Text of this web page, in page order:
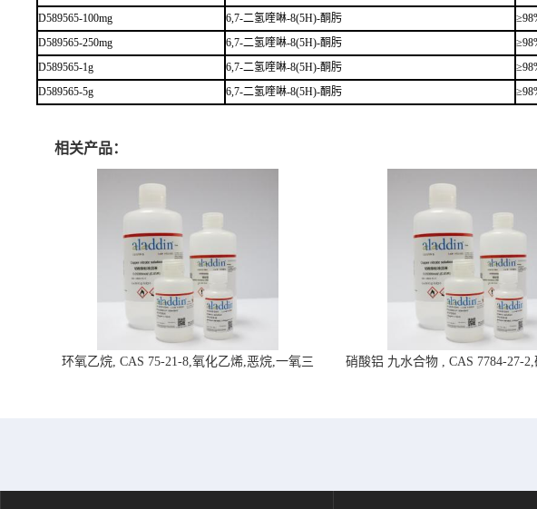
D589565-100mg
6,7-二氢喹啉-8(5H)-酮肟
D589565-250mg
6,7-二氢喹啉-8(5H)-酮肟
D589565-1g
6,7-二氢喹啉-8(5H)-酮肟
D589565-5g
6,7-二氢喹啉-8(5H)-酮肟
相关产品：
环氧乙烷, CAS 75-21-8,氧化乙烯,恶烷,一氧三
硝酸铝 九水合物 , CAS 7784-27-